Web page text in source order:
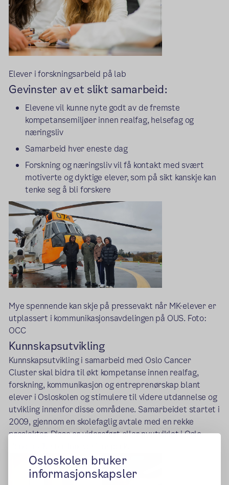
Osloskolen bruker
informasjonskapsler
Elever i forskningsarbeid på lab
Gevinster av et slikt samarbeid:
Elevene vil kunne nyte godt av de fremste
kompetansemiljøer innen realfag, helsefag og
næringsliv
Samarbeid hver eneste dag
Forskning og næringsliv vil få kontakt med svært
motiverte og dyktige elever, som på sikt kanskje kan
tenke seg å bli forskere
Mye spennende kan skje på pressevakt når MK-elever er
utplassert i kommunikasjonsavdelingen på OUS. Foto:
OCC
Kunnskapsutvikling
Kunnskapsutvikling i samarbeid med Oslo Cancer
Cluster skal bidra til økt kompetanse innen realfag,
forskning, kommunikasjon og entreprenørskap blant
elever i Osloskolen og stimulere til videre utdannelse og
utvikling innenfor disse områdene. Samarbeidet startet i
2009, gjennom en skolefaglig avtale med en rekke
prosjekter. Disse er videreført eller nyutviklet i Oslo